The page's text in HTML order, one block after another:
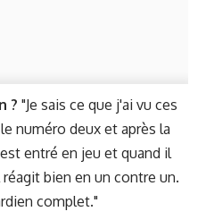
? "Je sais ce que j'ai vu ces
numéro deux et après la
entré en jeu et quand il
bien en un contre un.
complet."